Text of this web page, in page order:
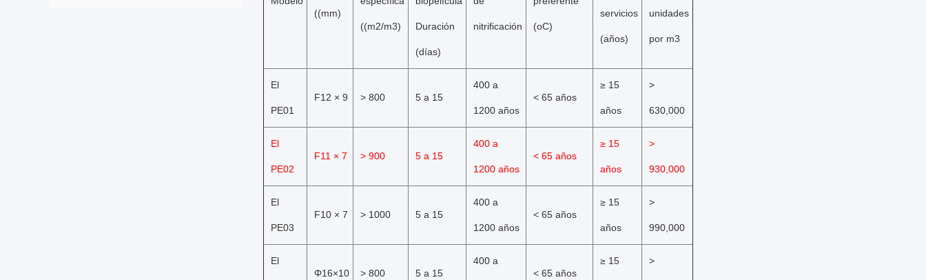
((mm)
((m2/m3) Duración
(días)
nitrificación (oC)
servicios
(años)
unidades
por m3
El
PE01
F12 × 9 > 800 5 a 15
400 a
1200 años
< 65 años
≥ 15
años
>
630,000
El
PE02
F11 × 7 > 900 5 a 15
400 a
1200 años
< 65 años
≥ 15
años
>
930,000
El
PE03
F10 × 7 > 1000 5 a 15
400 a
1200 años
< 65 años
≥ 15
años
>
990,000
El
Φ16×10 > 800 5 a 15
400 a
< 65 años
≥ 15 >